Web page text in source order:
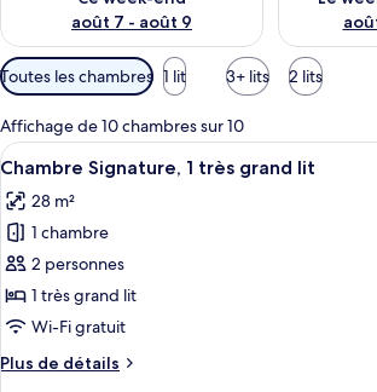
août 7 - août 9
Filtres
disponibles
pour
les
chambres
Toutes les chambres 1 lit 3+ lits 2 lits
Affichage de 10 chambres sur 10
Afficher
toutes
les
photos
pour
ce
type
chambre :
Une
6
Chambre Signature, 1 très grand lit
28 m²
1 chambre
2 personnes
1 très grand lit
Wi-Fi gratuit
Plus de détails
Plus